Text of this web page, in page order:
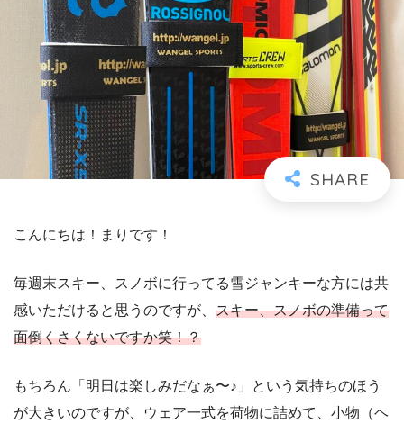
こんにちは！まりです！
毎週末スキー、スノボに行ってる雪ジャンキーな方には共
感いただけると思うのですが、 スキー、スノボの準備って
面倒くさくないですか笑！？
もちろん「明日は楽しみだなぁ〜♪」という気持ちのほう
が大きいのですが、ウェア一式を荷物に詰めて、小物（ヘ